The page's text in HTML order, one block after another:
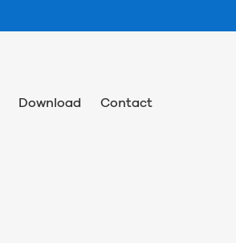
Download Contact